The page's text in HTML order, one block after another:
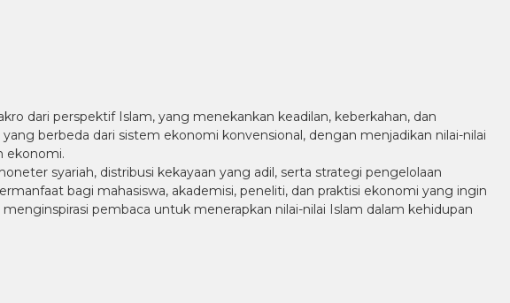
dari perspektif Islam, yang menekankan keadilan, keberkahan, dan
berbeda dari sistem ekonomi konvensional, dengan menjadikan nilai-nilai
ekonomi.
syariah, distribusi kekayaan yang adil, serta strategi pengelolaan
bagi mahasiswa, akademisi, peneliti, dan praktisi ekonomi yang ingin
pembaca untuk menerapkan nilai-nilai Islam dalam kehidupan